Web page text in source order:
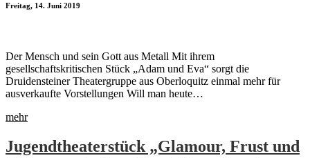
Freitag, 14. Juni 2019
Der Mensch und sein Gott aus Metall Mit ihrem
gesellschaftskritischen Stück „Adam und Eva“ sorgt die
Druidensteiner Theatergruppe aus Oberloquitz einmal mehr für
ausverkaufte Vorstellungen Will man heute…
mehr
Jugendtheaterstück „Glamour, Frust und